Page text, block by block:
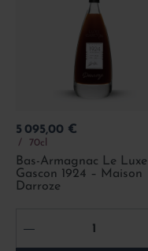
Prix
5 095,00 €
70cl
Bas-Armagnac Le Luxe
Gascon 1924 – Maison
Darroze
-